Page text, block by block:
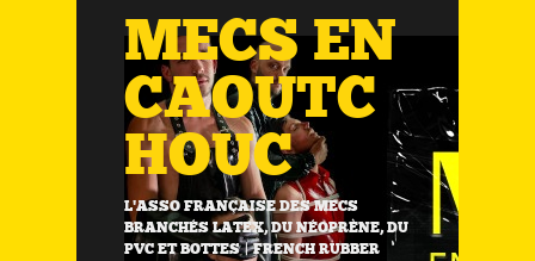
MECS EN
CAOUTC
HOUC
L'ASSO FRANÇAISE DES MECS
BRANCHÉS LATEX, DU NÉOPRÈNE, DU
PVC ET BOTTES | FRENCH RUBBER